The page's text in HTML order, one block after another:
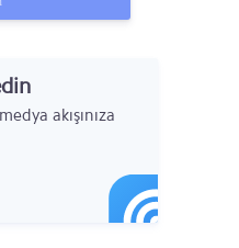
akışınıza